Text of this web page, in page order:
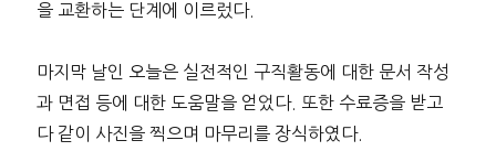
을 교환하는 단계에 이르렀다.
마지막 날인 오늘은 실전적인 구직활동에 대한 문서 작성
과 면접 등에 대한 도움말을 얻었다. 또한 수료증을 받고
다 같이 사진을 찍으며 마무리를 장식하였다.